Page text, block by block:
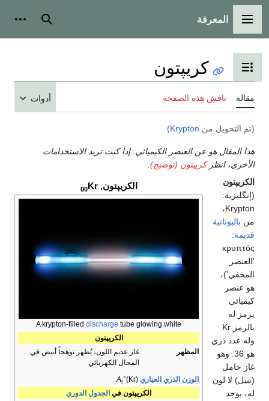
القائمة الرئيسية
المعرفة بحث
تبديل عرض جدول المحتويات
كريپتون
مقالة ناقش هذه الصفحة أدوات
(تم التحويل من Krypton
)
هذا المقال هو عن العنصر الكيميائي. إذا كنت تريد الاستخدامات
الأخرى، انظركريپتون (توضيح)
الكريپتون, 00Kr
A krypton-filled discharge tube glowing white
الكريپتون
المظهر
غاز عديم اللون، يُظهر توهجاً أبيض في
المجال الكهربائي
الوزن الذري العياري
Ar°(Kr)
الكريپتون في الجدول الدوري
الكريپتون
(إنگليزية:
Krypton،
من باليونانية
قديمة:
κρυπτός
'العنصر
المخفي')،
هو عنصر
كيميائي
يرمز له
بالرمز Kr
وله عدد ذري
هو 36. وهو
غاز خامل
(نبيل) لا لون
له، يوجد